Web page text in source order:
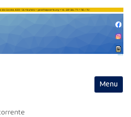
Toggle